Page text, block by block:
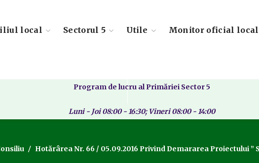
local Sectorul 5 Utile Monitor oficial local
Program de lucru al Primăriei Sector 5
Luni - Joi 08:00 - 16:30; Vineri 08:00 - 14:00
Hotărârea Nr. 66 / 05.09.2016 Privind Demararea Proiectului